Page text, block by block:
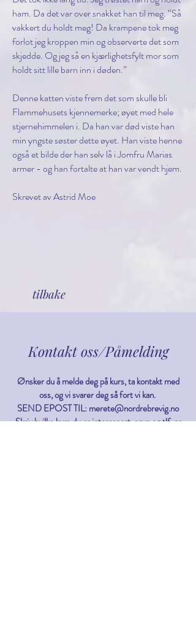
ham. Da det var over snakket han til meg. “Så
vakkert du holdt meg! Da krampene tok meg
forlot jeg kroppen min og observerte det som
skjedde. Og jeg så en kjærlighetsfylt mor som
holdt sitt lille barn inn i døden.”
Denne katten viste frem det som skulle bli
Flammehusets kjennemerke; øyet med hele
stjernehimmelen i. Da han var død viste han
min yngste søster dette øyet. Han viste henne
også et bilde der han selv lå i Jomfru Marias
armer - og han fortalte at han var vendt hjem.
Skrevet av Astrid Moe
tilbake
Kontakt oss/Påmelding
Ønsker du å melde deg på kurs, ta kontakt med
oss, og vi svarer deg så fort vi kan.
SEND EPOST TIL: merete@nordrebrevig.no
Skriv hvilke kurs du er interessert, navn og tlf. nr